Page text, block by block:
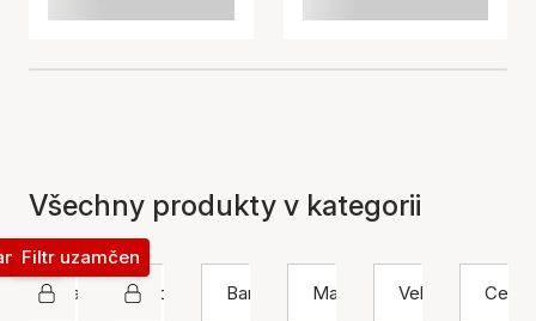
Všechny produkty v kategorii
MaanestenKroužek
Filtr uzamčen
Barva
Materiál Velikost Cena